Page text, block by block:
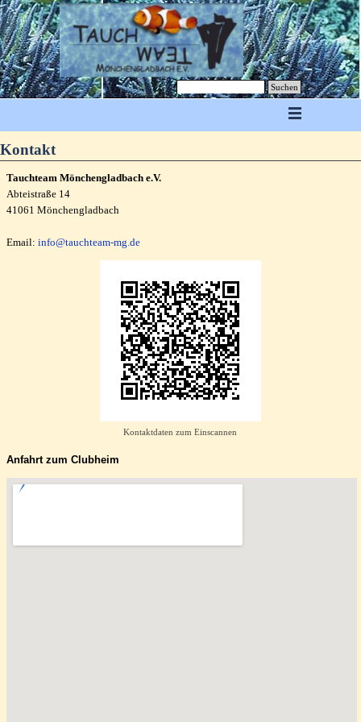
Suchen
Kontakt
Tauchteam Mönchengladbach e.V.
Abteistraße 14
41061 Mönchengladbach
Email: info@tauchteam-mg.de
Kontaktdaten zum Einscannen
Anfahrt zum Clubheim